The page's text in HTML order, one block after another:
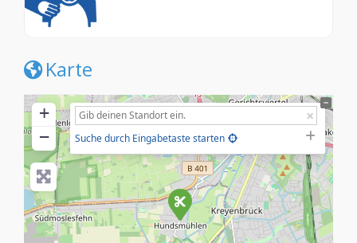
Karte
+
−
Suche durch Eingabetaste starten